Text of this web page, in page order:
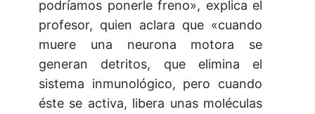
podríamos ponerle freno», explica el
profesor, quien aclara que «cuando
muere una neurona motora se
generan detritos, que elimina el
sistema inmunológico, pero cuando
éste se activa, libera unas moléculas